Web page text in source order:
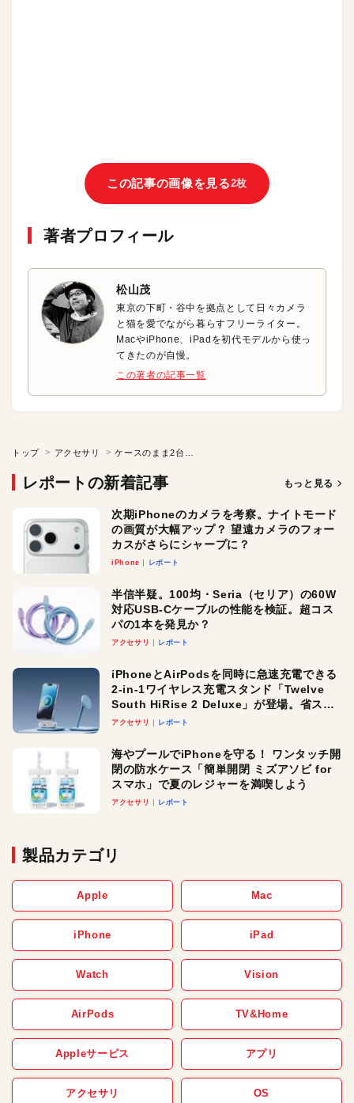
この記事の画像を見る2枚
著者プロフィール
松山茂
東京の下町・谷中を拠点として日々カメラ
と猫を愛でながら暮らすフリーライター。
MacやiPhone、iPadを初代モデルから使っ
てきたのが自慢。
この著者の記事一覧
トップ アクセサリ
レポートの新着記事 もっと見る
次期iPhoneのカメラを考察。ナイトモード
の画質が大幅アップ？ 望遠カメラのフォー
カスがさらにシャープに？
iPhone レポート
半信半疑。100均・Seria（セリア）の60W
対応USB-Cケーブルの性能を検証。超コス
パの1本を発見か？
アクセサリ レポート
iPhoneとAirPodsを同時に急速充電できる
2-in-1ワイヤレス充電スタンド「Twelve
South HiRise 2 Deluxe」が登場。省スペ
ースでおしゃれに充電したい人にオスス
アクセサリ レポート
海やプールでiPhoneを守る！ ワンタッチ開
閉の防水ケース「簡単開閉 ミズアソビ for
スマホ」で夏のレジャーを満喫しよう
アクセサリ レポート
製品カテゴリ
Apple Mac
iPhone iPad
Watch Vision
AirPods TV&Home
Appleサービス アプリ
アクセサリ OS